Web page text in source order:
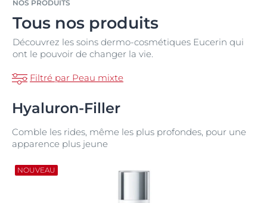
NOS PRODUITS
Tous nos produits
Découvrez les soins dermo-cosmétiques Eucerin qui
ont le pouvoir de changer la vie.
Filtré par Peau mixte
Hyaluron-Filler
Comble les rides, même les plus profondes, pour une
apparence plus jeune
NOUVEAU